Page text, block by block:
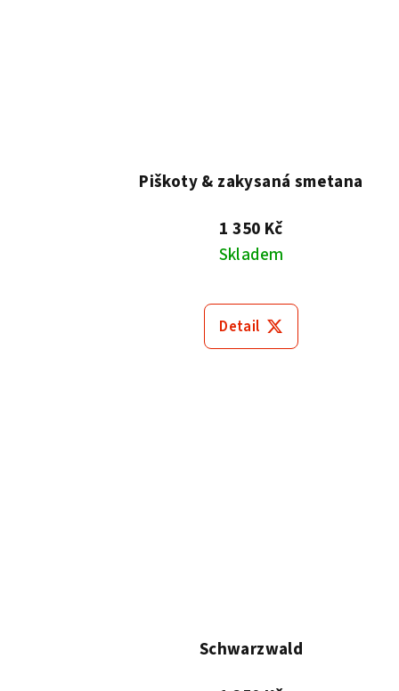
Piškoty & zakysaná smetana
1 350 Kč
Skladem
Detail
Schwarzwald